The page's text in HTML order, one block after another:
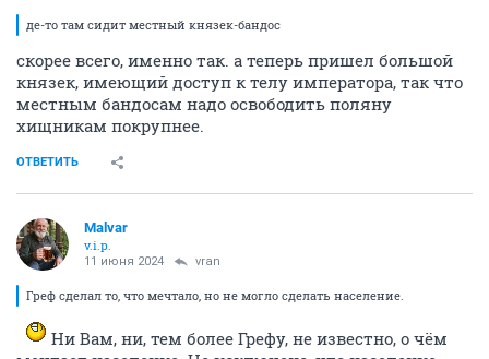
де-то там сидит местный князек-бандос
скорее всего, именно так. а теперь пришел большой
князек, имеющий доступ к телу императора, так что
местным бандосам надо освободить поляну
хищникам покрупнее.
ОТВЕТИТЬ
Malvar
v.i.p.
11 июня 2024 vran
Греф сделал то, что мечтало, но не могло сделать население.
Ни Вам, ни, тем более Грефу, не известно, о чём